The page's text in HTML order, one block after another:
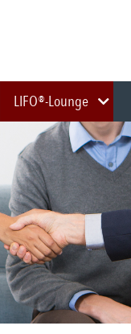
LIFO®-Lounge